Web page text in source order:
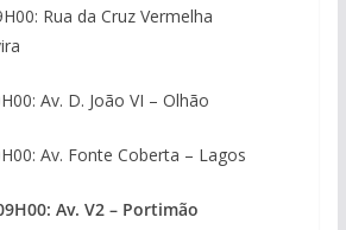
Rua da Cruz Vermelha
Av. D. João VI – Olhão
Av. Fonte Coberta – Lagos
Av. V2 – Portimão